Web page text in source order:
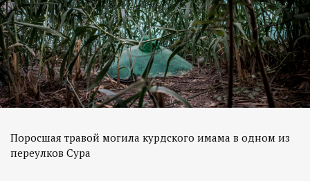
Поросшая травой могила курдского имама в одном из